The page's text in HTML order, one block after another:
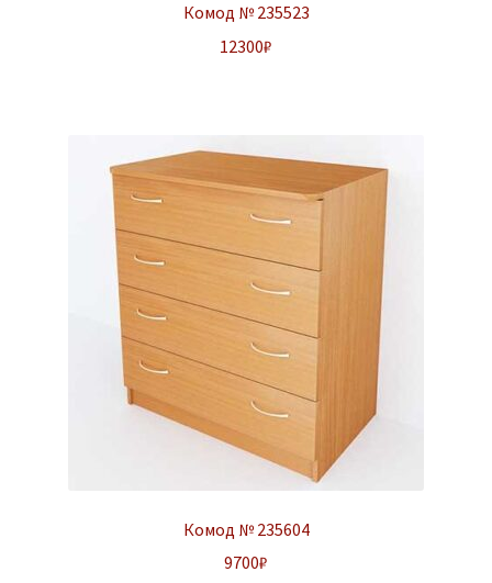
Комод № 235523
12300₽
Комод № 235604
9700₽